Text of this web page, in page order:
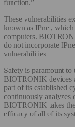
function.”
These vulnerabilities
known as IPnet,
computers.
do not incorporate
vulnerabilities.
Safety is paramount
BIOTRONIK devices
part of its established
continuously analyzes
BIOTRONIK takes
efficacy of all of its